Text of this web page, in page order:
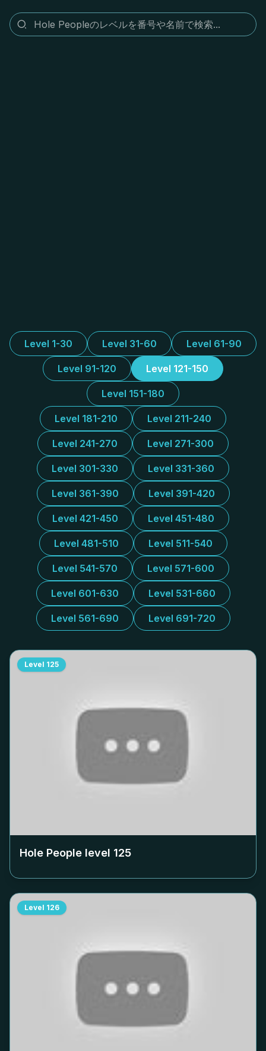
Level 1-30 Level 31-60 Level 61-90
Level 91-120 Level 121-150
Level 151-180
Level 181-210 Level 211-240
Level 241-270 Level 271-300
Level 301-330 Level 331-360
Level 361-390 Level 391-420
Level 421-450 Level 451-480
Level 481-510 Level 511-540
Level 541-570 Level 571-600
Level 601-630 Level 531-660
Level 561-690 Level 691-720
Level 125
Hole People level 125
Level 126